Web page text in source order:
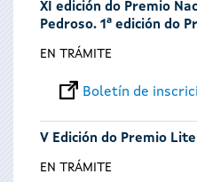
aquíXI edición do Premio
Pedroso. 1ª edición do
EN TRÁMITE
Boletín de
V Edición do Premio
EN TRÁMITE